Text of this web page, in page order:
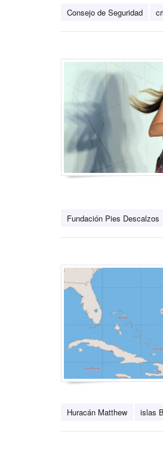
Consejo de Seguridad
Fundación Pies Descalzos
Huracán Matthew islas